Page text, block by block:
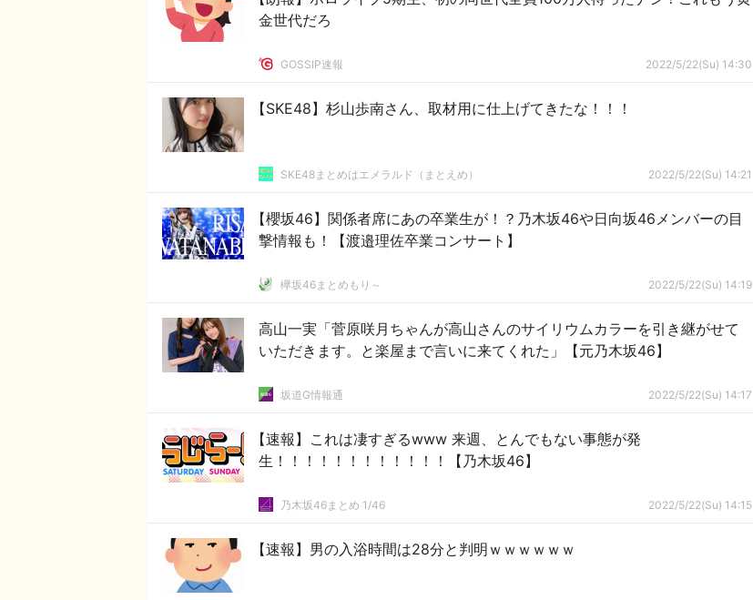
金世代だろ
GOSSIP速報 2022/5/22(Su) 14:30
【SKE48】杉山歩南さん、取材用に仕上げてきたな！！！
SKE48まとめはエメラルド（まとえめ） 2022/5/22(Su) 14:21
【櫻坂46】関係者席にあの卒業生が！？乃木坂46や日向坂46メンバーの目
撃情報も！【渡邉理佐卒業コンサート】
欅坂46まとめもり～ 2022/5/22(Su) 14:19
高山一実「菅原咲月ちゃんが高山さんのサイリウムカラーを引き継がせて
いただきます。と楽屋まで言いに来てくれた」【元乃木坂46】
坂道G情報通 2022/5/22(Su) 14:17
【速報】これは凄すぎるwww 来週、とんでもない事態が発
生！！！！！！！！！！！！【乃木坂46】
乃木坂46まとめ 1/46 2022/5/22(Su) 14:15
【速報】男の入浴時間は28分と判明ｗｗｗｗｗｗ